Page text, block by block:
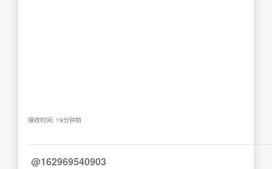
接收时间: 19分钟前
@162969540903